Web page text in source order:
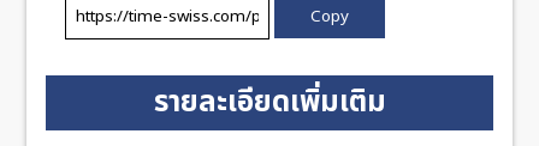
Copy
รายละเอียดเพิ่มเติม